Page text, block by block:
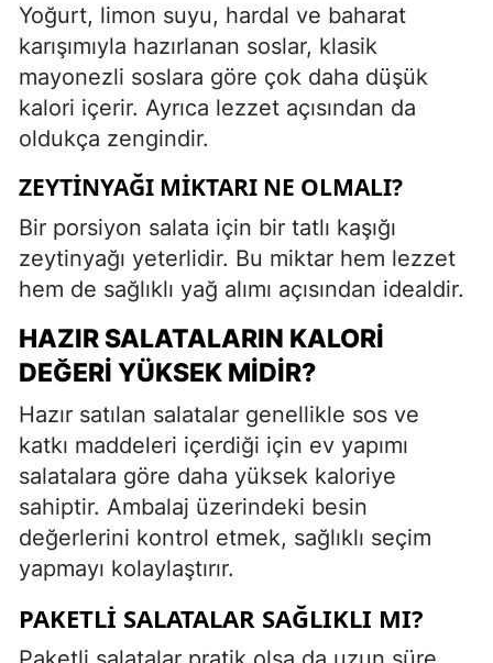
Yoğurt, limon suyu, hardal ve baharat
karışımıyla hazırlanan soslar, klasik
mayonezli soslara göre çok daha düşük
kalori içerir. Ayrıca lezzet açısından da
oldukça zengindir.
ZEYTINYAĞI MIKTARI NE OLMALI?
Bir porsiyon salata için bir tatlı kaşığı
zeytinyağı yeterlidir. Bu miktar hem lezzet
hem de sağlıklı yağ alımı açısından idealdir.
HAZIR SALATALARIN KALORI
DEĞERI YÜKSEK MIDIR?
Hazır satılan salatalar genellikle sos ve
katkı maddeleri içerdiği için ev yapımı
salatalara göre daha yüksek kaloriye
sahiptir. Ambalaj üzerindeki besin
değerlerini kontrol etmek, sağlıklı seçim
yapmayı kolaylaştırır.
PAKETLI SALATALAR SAĞLIKLI MI?